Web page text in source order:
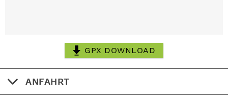
GPX DOWNLOAD
ANFAHRT